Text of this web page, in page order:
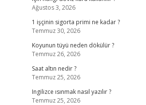
Ağustos 3, 2026
1 işçinin sigorta primi ne kadar ?
Temmuz 30, 2026
Koyunun tüyü neden dökülür ?
Temmuz 26, 2026
Saat altın nedir ?
Temmuz 25, 2026
Ingilizce ısınmak nasıl yazılır ?
Temmuz 25, 2026